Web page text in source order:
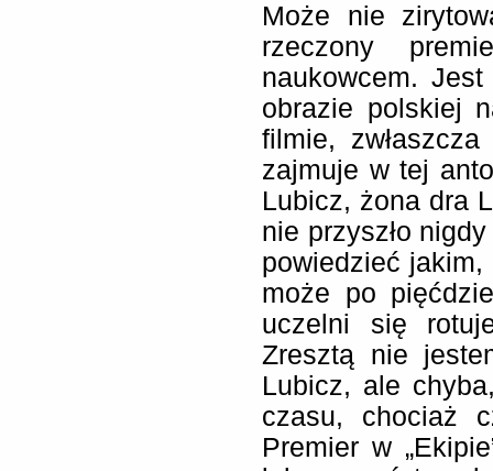
Może nie
rzeczony
naukowcem.
obrazie polskiej
filmie,
zajmuje w tej
Lubicz, żona dra
nie przyszło
powiedzieć
może po
uczelni się
Zresztą nie
Lubicz, ale
czasu, chociaż
Premier w